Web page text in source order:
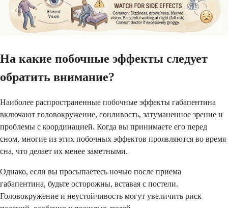
На какие побочные эффекты следует
обратить внимание?
Наиболее распространенные побочные эффекты габапентина
включают головокружение, сонливость, затуманенное зрение и
проблемы с координацией. Когда вы принимаете его перед
сном, многие из этих побочных эффектов проявляются во время
сна, что делает их менее заметными.
Однако, если вы просыпаетесь ночью после приема
габапентина, будьте осторожны, вставая с постели.
Головокружение и неустойчивость могут увеличить риск